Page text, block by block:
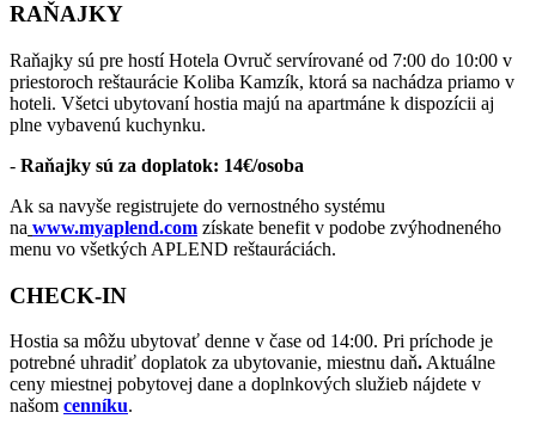
RAŇAJKY
Raňajky sú pre hostí Hotela Ovruč servírované od 7:00 do 10:00 v
priestoroch reštaurácie Koliba Kamzík, ktorá sa nachádza priamo v
hoteli. Všetci ubytovaní hostia majú na apartmáne k dispozícii aj
plne vybavenú kuchynku.
- Raňajky sú za doplatok: 14€/osoba
Ak sa navyše registrujete do vernostného systému
na www.myaplend.com získate benefit v podobe zvýhodneného
menu vo všetkých APLEND reštauráciách.
CHECK-IN
Hostia sa môžu ubytovať denne v čase od 14:00. Pri príchode je
potrebné uhradiť doplatok za ubytovanie, miestnu daň. Aktuálne
ceny miestnej pobytovej dane a doplnkových služieb nájdete v
našom cenníku.